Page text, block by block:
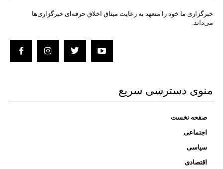
خبرگزاری ما خود را متعهد به رعایت میثاق اخلاق حرفه‌ای خبرگزاری‌ها
می‌داند.
منوی دسترسی سریع
صفحه نخست
اجتماعی
سیاسی
اقتصادی